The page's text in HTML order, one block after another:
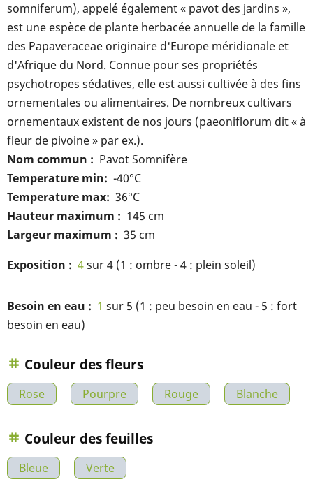
somniferum), appelé également « pavot des jardins »,
est une espèce de plante herbacée annuelle de la famille
des Papaveraceae originaire d'Europe méridionale et
d'Afrique du Nord. Connue pour ses propriétés
psychotropes sédatives, elle est aussi cultivée à des fins
ornementales ou alimentaires. De nombreux cultivars
ornementaux existent de nos jours (paeoniflorum dit « à
fleur de pivoine » par ex.).
Nom commun
Pavot Somnifère
Temperature min
-40°C
Temperature max 36°C
Hauteur maximum
145 cm
Largeur maximum
35 cm
Exposition
4sur 4 (1 : ombre - 4 : plein soleil)
Besoin en eau 1 sur 5 (1 : peu besoin en eau - 5 : fort
besoin en eau)
Couleur des fleurs
Rose Pourpre Rouge Blanche
Couleur des feuilles
Bleue Verte